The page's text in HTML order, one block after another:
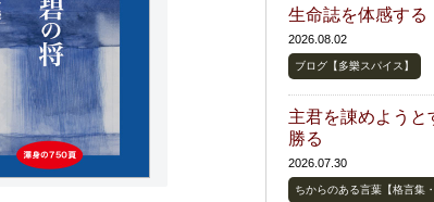
生命誌を体感する
2026.08.02
ブログ【多樂スパイス】
主君を諌めようと
勝る
2026.07.30
ちからのある言葉【格言集